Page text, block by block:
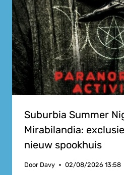
Suburbia Summer
Mirabilandia:
nieuw spookhuis
Door Davy 02/08/2026 13:58